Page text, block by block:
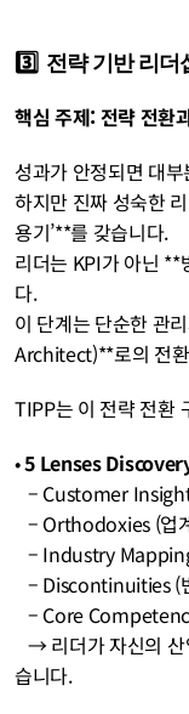
3️⃣  전략 기반 리
핵심 주제: 전략 전환
성과가 안정되면 대부
하지만 진짜 성숙한
용기’**를 갖습니다.
리더는 KPI가 아닌
다.
이 단계는 단순한 관
Architect)**로의 전
TIPP는 이 전략 전환
• 5 Lenses
– Customer
– Orthodoxies (업
– Industry
– Discontinuities
– Core
   → 리더가 자신의 산업·조직을 새로운 시선으로 재구성하도록 돕
습니다.